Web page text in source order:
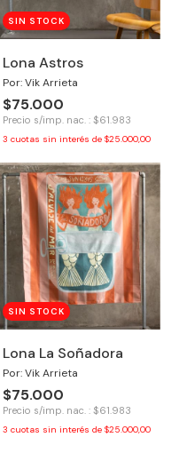
SIN STOCK
Lona Astros
Por: Vik Arrieta
$75.000
Precio s/imp. nac. : $61.983
3 cuotas sin interés de $25.000,00
SIN STOCK
Lona La Soñadora
Por: Vik Arrieta
$75.000
Precio s/imp. nac. : $61.983
3 cuotas sin interés de $25.000,00